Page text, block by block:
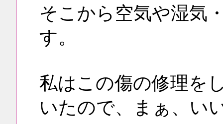
そこから空気や湿気
す。
私はこの傷の修理を
いたので、まぁ、い